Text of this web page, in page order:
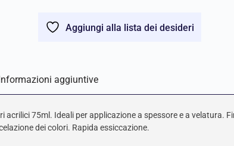
Aggiungi alla lista dei desideri
aggiuntive
acrilici 75ml. Ideali per applicazione a spessore e a velatura.
dei colori. Rapida essiccazione.